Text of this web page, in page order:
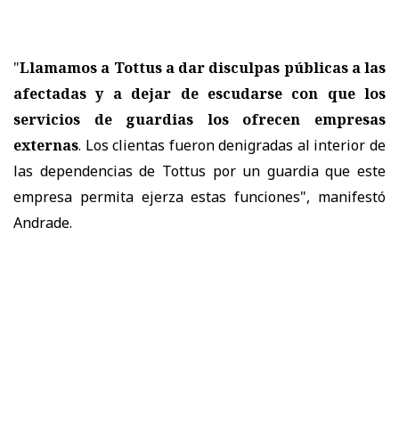
"Llamamos a Tottus a dar disculpas públicas a las
afectadas y a dejar de escudarse con que los
servicios de guardias los ofrecen empresas
externas. Los clientas fueron denigradas al interior de
las dependencias de Tottus por un guardia que este
empresa permita ejerza estas funciones", manifestó
Andrade.